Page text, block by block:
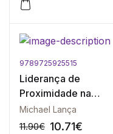
9789725925515
Liderança de
Proximidade na
Sociedade
Contemporânea
Michael Lança
11.90€ 10.71€